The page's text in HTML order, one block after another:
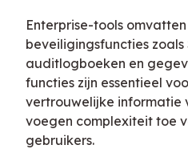
Enterprise-tools
beveiligingsfuncties zoals
auditlogboeken en
functies zijn essentieel
vertrouwelijke informatie
voegen complexiteit toe
gebruikers.